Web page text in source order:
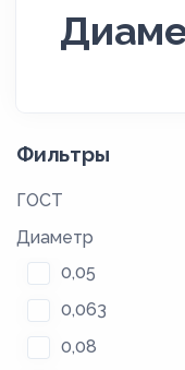
Фильтры
ГОСТ
Диаметр
0,05
0,063
0,08